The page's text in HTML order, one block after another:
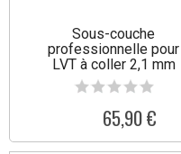
Sous-couche
professionnelle pour
LVT à coller 2,1 mm
65,90 €